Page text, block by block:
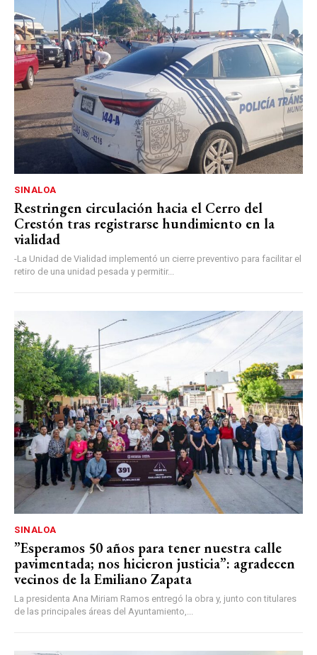
SINALOA
Restringen circulación hacia el Cerro del
Crestón tras registrarse hundimiento en la
vialidad
-La Unidad de Vialidad implementó un cierre preventivo para facilitar el
retiro de una unidad pesada y permitir...
SINALOA
”Esperamos 50 años para tener nuestra calle
pavimentada; nos hicieron justicia”: agradecen
vecinos de la Emiliano Zapata
La presidenta Ana Miriam Ramos entregó la obra y, junto con titulares
de las principales áreas del Ayuntamiento,...